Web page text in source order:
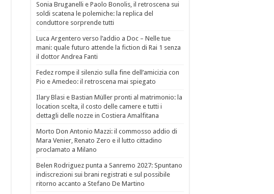
Sonia Bruganelli e Paolo Bonolis, il retroscena sui
soldi scatena le polemiche: la replica del
conduttore sorprende tutti
Luca Argentero verso l’addio a Doc – Nelle tue
mani: quale futuro attende la fiction di Rai 1 senza
il dottor Andrea Fanti
Fedez rompe il silenzio sulla fine dell’amicizia con
Pio e Amedeo: il retroscena mai spiegato
Ilary Blasi e Bastian Müller pronti al matrimonio: la
location scelta, il costo delle camere e tutti i
dettagli delle nozze in Costiera Amalfitana
Morto Don Antonio Mazzi: il commosso addio di
Mara Venier, Renato Zero e il lutto cittadino
proclamato a Milano
Belen Rodriguez punta a Sanremo 2027: Spuntano
indiscrezioni sui brani registrati e sul possibile
ritorno accanto a Stefano De Martino